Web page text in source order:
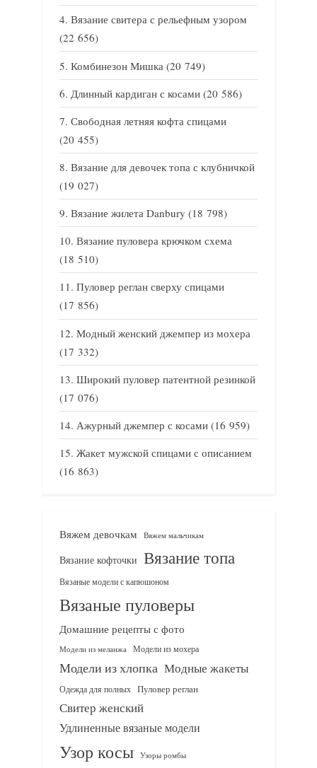
Вязание свитера с рельефным узором
(22 656)
Комбинезон Мишка (20 749)
Длинный кардиган с косами (20 586)
Свободная летняя кофта спицами
(20 455)
Вязание для девочек топа с клубничкой
(19 027)
Вязание жилета Danbury (18 798)
Вязание пуловера крючком схема
(18 510)
Пуловер реглан сверху спицами
(17 856)
Модный женский джемпер из мохера
(17 332)
Широкий пуловер патентной резинкой
(17 076)
Ажурный джемпер с косами (16 959)
Жакет мужской спицами с описанием
(16 863)
Вяжем девочкам Вяжем мальчикам
Вязание кофточки Вязание топа
Вязаные модели с капюшоном
Вязаные пуловеры
Домашние рецепты с фото
Модели из меланжа Модели из мохера
Модели из хлопка Модные жакеты
Одежда для полных Пуловер реглан
Свитер женский
Удлиненные вязаные модели
Узор косы Узоры ромбы